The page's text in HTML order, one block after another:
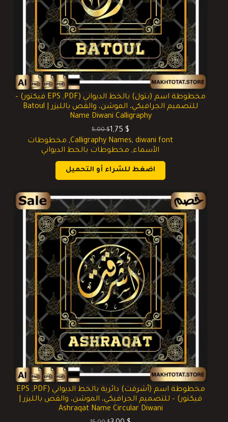
مخطوطة اسم (بتول) بالخط الديواني (EPS ,PDF فيكتور) –
للتصميم الجرافيكي، الموشن، والقص بالليزر | Batoul
Name Diwani Calligraphy
5,00$
السعر
الأصلي
هو:
5,00 $.
1,75$
السعر
الحالي
هو:
1,75 $.
Calligraphy Names,diwani font
, مخطوطات
الأسماء, مخطوطات بالخط الديواني
اضغط للشراء أو التحميل
مخطوطة اسم (أشرقت) دائرية بالخط الديواني (EPS ,PDF
فيكتور) – للتصميم الجرافيكي، الموشن، والقص بالليزر |
Ashraqat Name Circular Diwani